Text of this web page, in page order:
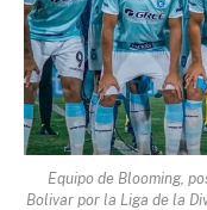
Equipo de Blooming,
Bolivar por la Liga de la